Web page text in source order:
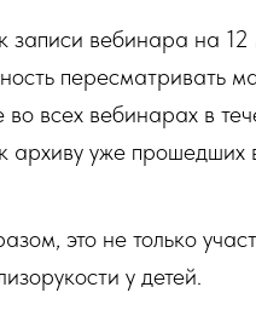
записи вебинара на 12
пересматривать
во всех вебинарах в
архиву уже прошедших
это не только
у детей.